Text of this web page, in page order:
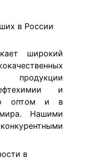
в России
широкий
и
оптом и в
Нашими
в